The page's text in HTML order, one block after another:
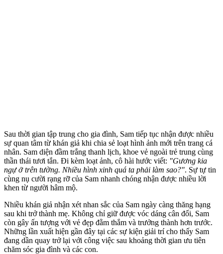
Sau thời gian tập trung cho gia đình, Sam tiếp tục nhận được nhiều
sự quan tâm từ khán giả khi chia sẻ loạt hình ảnh mới trên trang cá
nhân. Sam diện đầm trắng thanh lịch, khoe vẻ ngoài trẻ trung cùng
thần thái tươi tắn. Đi kèm loạt ảnh, cô hài hước viết: "Gương kia
ngự ở trên tường. Nhiều hình xinh quá ta phải làm sao?". Sự tự tin
cùng nụ cười rạng rỡ của Sam nhanh chóng nhận được nhiều lời
khen từ người hâm mộ.
Nhiều khán giả nhận xét nhan sắc của Sam ngày càng thăng hạng
sau khi trở thành mẹ. Không chỉ giữ được vóc dáng cân đối, Sam
còn gây ấn tượng với vẻ đẹp đằm thắm và trưởng thành hơn trước.
Những lần xuất hiện gần đây tại các sự kiện giải trí cho thấy Sam
đang dần quay trở lại với công việc sau khoảng thời gian ưu tiên
chăm sóc gia đình và các con.